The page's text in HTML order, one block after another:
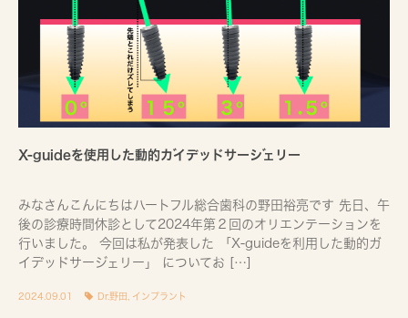
X-guideを使用した動的ガイデッドサージェリー
みなさんこんにちはハートフル総合歯科の野田裕亮です 先日、午
後の診療時間休診として2024年第２回のオリエンテーションを
行いました。 今回は私が発表した 「X-guideを利用した動的ガ
イデッドサージェリー」 についてお […]
2024.09.01 Dr.野田 インプラント